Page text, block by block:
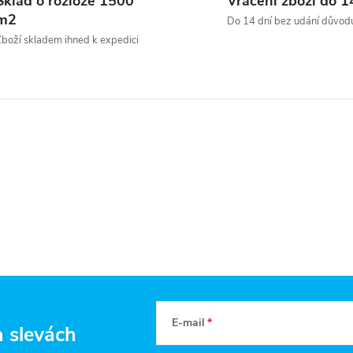
skladem ihned k expedici
Do 14 dní bez udání
slevách E-mail